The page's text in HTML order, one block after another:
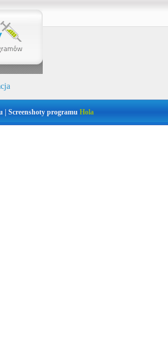
| Screenshoty programu Hola